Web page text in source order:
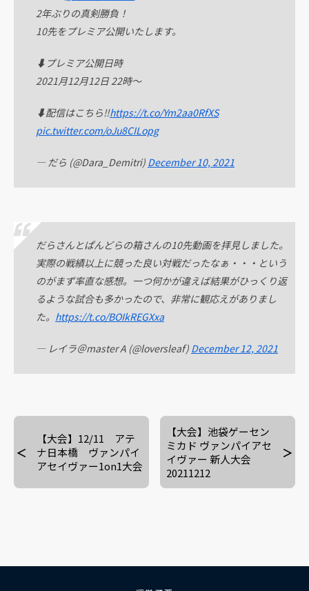
2年ぶりの真剣勝負！
10先をプレミア公開いたします。
⬇️プレミア公開日時
2021月12月12日 22時〜
⬇️配信はこちら‼️https://t.co/Ym2aa0RfXS
pic.twitter.com/oJu8CILopg
— だら (@Dara_Demitri) December 10, 2021
だらさんとぱんどらの箱さんの10先動画を拝見しました。
実際の戦績以上に競った良い対戦だったなぁ・・・という
のがまず率直な感想。一つ何かが違えば結果がひっくり返
るような試合も多かったので、非常に観応えがありまし
た。 https://t.co/BOIkREGXxa
— レイラ＠master A (@loversleaf) December 12, 2021
【大会】12/11 アテ
ナ日本橋 ヴァンパイ
アセイヴァー1on1大会
【大会】池袋ゲーセン
ミカド ヴァンパイアセ
イヴァー 新人大会
20211212